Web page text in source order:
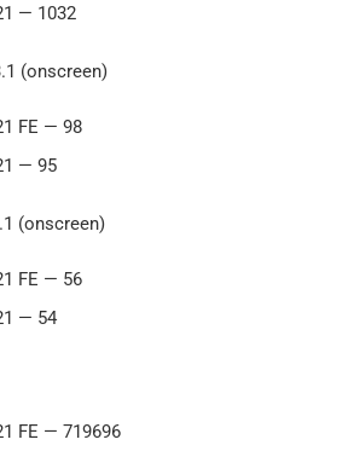
— 1032
(onscreen)
FE — 98
— 95
(onscreen)
FE — 56
— 54
FE — 719696